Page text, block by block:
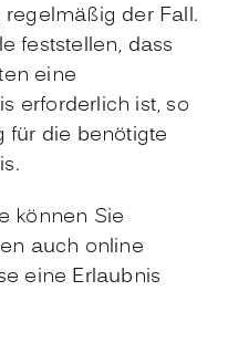
der Fall.
feststellen, dass
eine
erforderlich ist, so
für die benötigte
können Sie
auch online
eine Erlaubnis